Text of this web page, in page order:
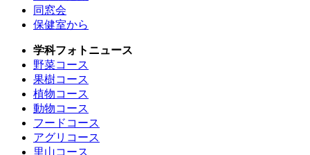
同窓会
保健室から
学科フォトニュース
野菜コース
果樹コース
植物コース
動物コース
フードコース
アグリコース
里山コース